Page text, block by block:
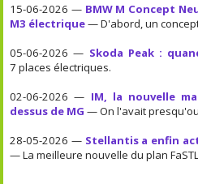
15-06-2026 — BMW M Concept
M3 électrique— D'abord, un
05-06-2026 — Skoda Peak :
7 places électriques.
02-06-2026 — IM, la nouvelle
dessus de MG — On l'avait
28-05-2026 — Stellantis a enfin
— La meilleure nouvelle du plan